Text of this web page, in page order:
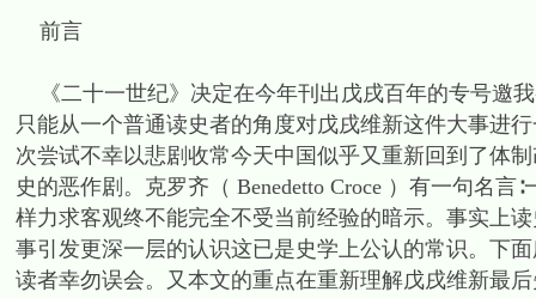
前言
《二十一世纪》决定在今年刊出戊戌百年的专号邀
只能从一个普通读史者的角度对戊戌维新这件大事进
次尝试不幸以悲剧收常今天中国似乎又重新回到了体
史的恶作剧。克罗齐（ Benedetto Croce ）有一句名
样力求客观终不能完全不受当前经验的暗示。事实上
事引发更深一层的认识这已是史学上公认的常识。下
读者幸勿误会。又本文的重点在重新理解戊戌维新最